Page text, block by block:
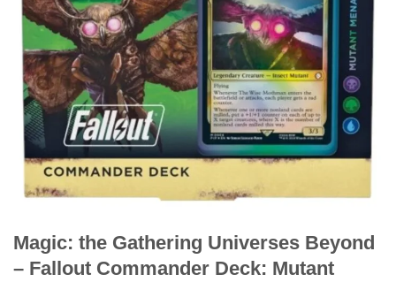
Magic: the Gathering Universes Beyond
– Fallout Commander Deck: Mutant